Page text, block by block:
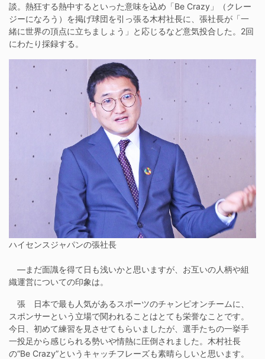
談。熱狂する熱中するといった意味を込め「Be Crazy」（クレー
ジーになろう）を掲げ球団を引っ張る木村社長に、張社長が「一
緒に世界の頂点に立ちましょう」と応じるなど意気投合した。2回
にわたり採録する。
ハイセンスジャパンの張社長
―まだ面識を得て日も浅いかと思いますが、お互いの人柄や組
織運営についての印象は。
張 日本で最も人気があるスポーツのチャンピオンチームに、
スポンサーという立場で関われることはとても栄誉なことです。
今日、初めて練習を見させてもらいましたが、選手たちの一挙手
一投足から感じられる勢いや情熱に圧倒されました。木村社長
の“Be Crazy”というキャッチフレーズも素晴らしいと思います。